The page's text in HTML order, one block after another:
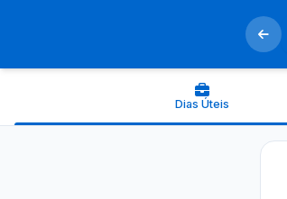
Dias Úteis